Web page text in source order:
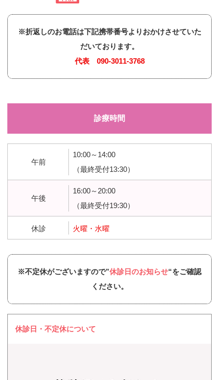
※折返しのお電話は下記携帯番号よりおかけさせていた
だいております。
代表 090-3011-3768
診療時間
午前
10:00～14:00
（最終受付13:30）
午後
16:00～20:00
（最終受付19:30）
休診 火曜・水曜
※不定休がございますので”休診日のお知らせ“をご確認
ください。
休診日・不定休について